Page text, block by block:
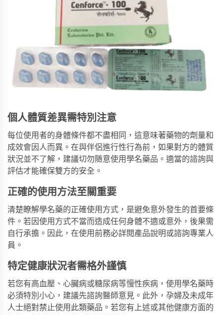
個人體質差異需特別注意
每位使用者的身體條件都不盡相同，這意味著藥物的劑量和
成效會因人而異。在與伴侶進行性行為前，如果對方的體質
狀況並不了解，建議切勿随意使用學名藥品。適當的諮詢與
評估才能確保雙方的安全。
正確的使用方法至關重要
清楚瞭解學名藥的正確使用方式，是避免意外發生的首要條
件。若因使用方式不當而造成任何身體不適或意外，後果需
自行承擔。因此，在使用前務必詳閱產品說明或諮詢專業人
員。
特定健康狀況者需格外謹慎
若您有高血壓、心臟病或糖尿病等慢性疾病，使用學名藥時
必須特別小心，建議先諮詢醫師意見。此外，孕婦及未成年
人士絕對禁止使用此類藥品。若您有上述或其他健康方面的